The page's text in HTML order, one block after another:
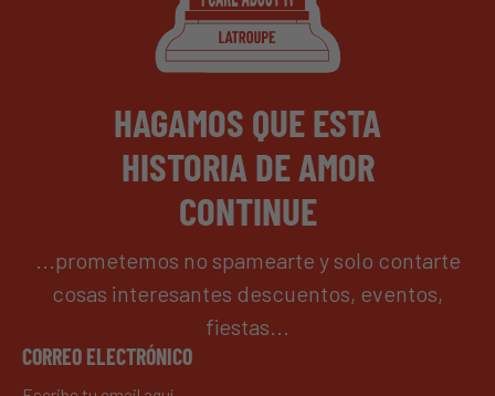
HAGAMOS QUE ESTA
HISTORIA DE AMOR
CONTINUE
...prometemos no spamearte y solo contarte
cosas interesantes descuentos, eventos,
fiestas...
CORREO ELECTRÓNICO